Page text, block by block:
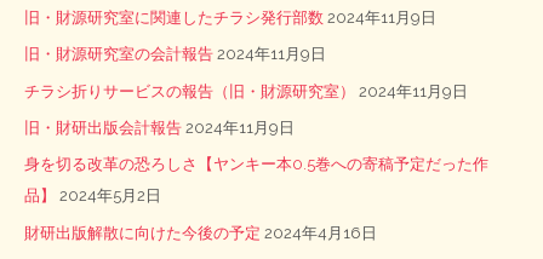
旧・財源研究室に関連したチラシ発行部数 2024年11月9日
旧・財源研究室の会計報告 2024年11月9日
チラシ折りサービスの報告（旧・財源研究室） 2024年11月9日
旧・財研出版会計報告 2024年11月9日
身を切る改革の恐ろしさ【ヤンキー本0.5巻への寄稿予定だった作
品】
2024年5月2日
財研出版解散に向けた今後の予定 2024年4月16日